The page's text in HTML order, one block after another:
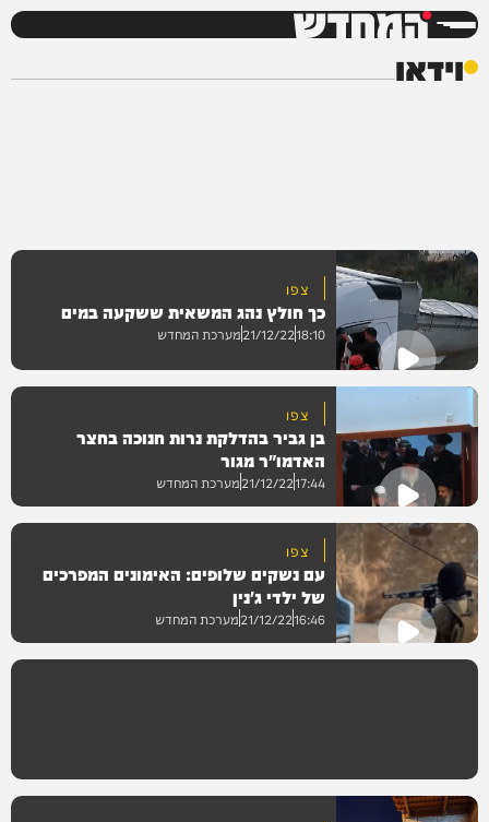
המחדש
וידאו
וידאו
צפו
כך חולץ נהג המשאית ששקעה במים
18:10
21/12/22מערכת המחדש
וידאו
צפו
בן גביר בהדלקת נרות חנוכה בחצר
האדמו"ר מגור
17:44
21/12/22מערכת המחדש
צפו
עם נשקים שלופים: האימונים המפרכים
של ילדי ג'נין
16:46
21/12/22מערכת המחדש